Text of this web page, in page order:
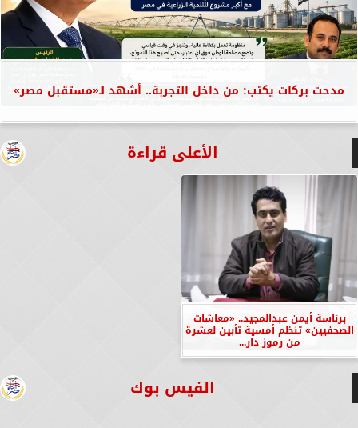
مدحت بركات يكتب: من داخل التجربة.. أشهد لـ«مستقبل مصر»
الأعلى قراءة
برئاسة أيمن عبدالمجيد.. «معاشات
الصحفيين» تنظم أمسية تأبين لعشرة
من رموز دار...
الفيس بوك